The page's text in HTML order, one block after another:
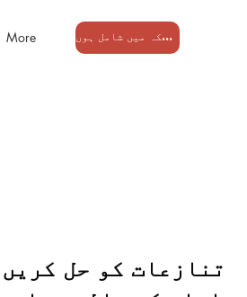
More امریکہ میں شامل ہوں
تنازعات کو حل